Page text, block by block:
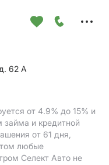
62 А
от 4.9% до 15% и
займа и кредитной
от 61 дня,
любые
Селект Авто не